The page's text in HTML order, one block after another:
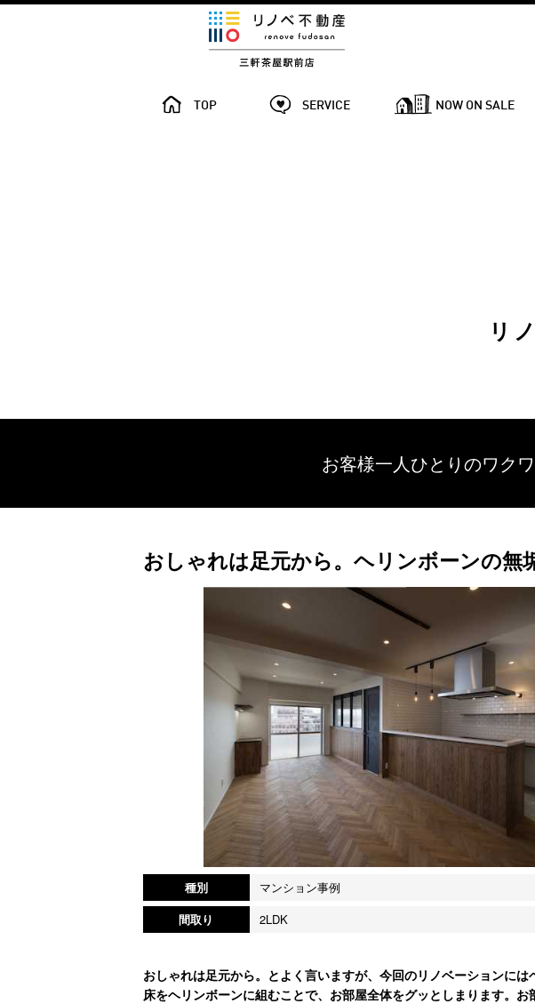
TOP SERVICE NOW ON SALE
リ
お客様一人ひとりのワク
おしゃれは足元から。ヘリンボーンの無
種別 マンション事例
間取り
2LDK
おしゃれは足元から。とよく言いますが、今回のリノベーションには
床をヘリンボーンに組むことで、お部屋全体をグッとしまります。